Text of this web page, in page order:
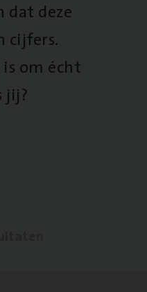
dat deze
cijfers.
om écht
jij?